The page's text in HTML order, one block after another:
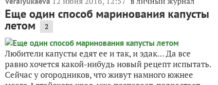
Еще один способ маринования капусты
летом 2
Любители капусты едят ее и так, и эдак… Да все
равно хочется какой-нибудь новый рецепт испытать.
Сейчас у огородников, что живут намного южнее